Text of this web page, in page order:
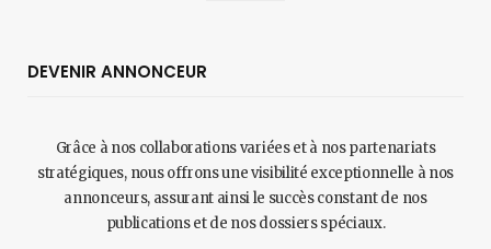
DEVENIR ANNONCEUR
Grâce à nos collaborations variées et à nos partenariats
stratégiques, nous offrons une visibilité exceptionnelle à nos
annonceurs, assurant ainsi le succès constant de nos
publications et de nos dossiers spéciaux.